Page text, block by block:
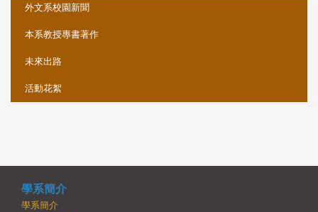
外文系校園新聞
本系教授專書著作
未來出路
活動花絮
學系簡介
學系簡介